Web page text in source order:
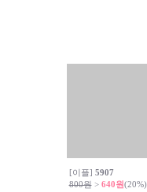
[이플] 5907
800원> 640원(20%)